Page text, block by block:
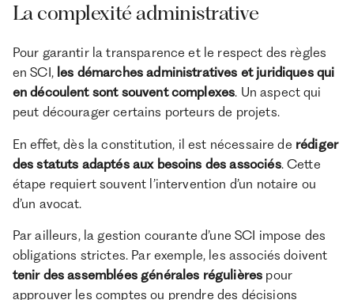
La complexité administrative
Pour garantir la transparence et le respect des règles
en SCI, les démarches administratives et juridiques qui
en découlent sont souvent complexes. Un aspect qui
peut décourager certains porteurs de projets.
En effet, dès la constitution, il est nécessaire de rédiger
des statuts adaptés aux besoins des associés. Cette
étape requiert souvent l’intervention d’un notaire ou
d’un avocat.
Par ailleurs, la gestion courante d’une SCI impose des
obligations strictes. Par exemple, les associés doivent
tenir des assemblées générales régulières pour
approuver les comptes ou prendre des décisions